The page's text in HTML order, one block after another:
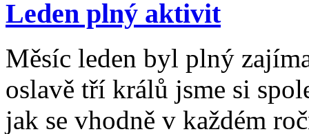
Leden plný aktivit
Měsíc leden byl plný
oslavě tří králů jsme si
jak se vhodně v každém